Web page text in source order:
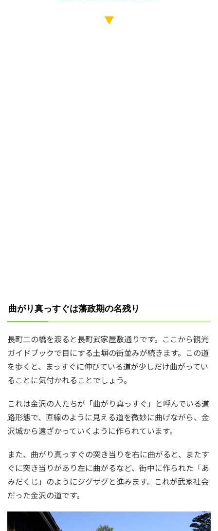
▼
曲がり真っすぐは藩政期の名残り
長町二の橋を渡ると長町武家屋敷通りです。ここから観光
ガイドブックで目にする土塀の街並みが続きます。この道
を歩くと、まっすぐに伸びている道が少しだけ曲がってい
ることに気付かれることでしょう。
これは金沢の人たちが「曲がり真っすぐ」と呼んでいる道
路形態で、直線のように見える道を微妙に曲げながら、金
沢城から遠ざかっていくように作られています。
また、曲がり真っすぐの突き当りを右に曲がると、またす
ぐに突き当りがあり左に曲がるなど、街中に作られた「あ
みだくじ」のようにジグザグと進みます。これが武家社会
だった金沢の道です。